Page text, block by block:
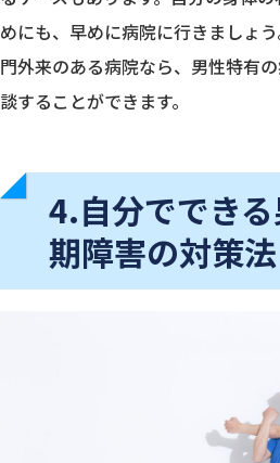
めにも、早めに病院に行きましょ
門外来のある病院なら、男性特有
談することができます。
4.自分ででき
期障害の対策法